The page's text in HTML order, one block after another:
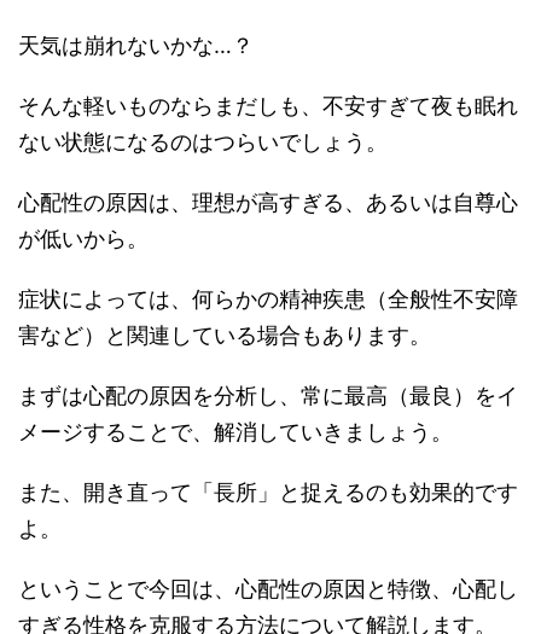
天気は崩れないかな…？
そんな軽いものならまだしも、不安すぎて夜も眠れ
ない状態になるのはつらいでしょう。
心配性の原因は、理想が高すぎる、あるいは自尊心
が低いから。
症状によっては、何らかの精神疾患（全般性不安障
害など）と関連している場合もあります。
まずは心配の原因を分析し、常に最高（最良）をイ
メージすることで、解消していきましょう。
また、開き直って「長所」と捉えるのも効果的です
よ。
ということで今回は、心配性の原因と特徴、心配し
すぎる性格を克服する方法について解説します。